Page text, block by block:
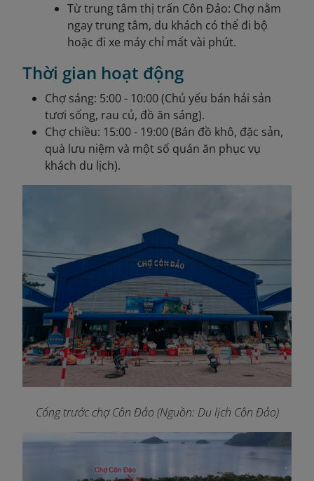
Từ trung tâm thị trấn Côn Đảo: Chợ nằm
ngay trung tâm, du khách có thể đi bộ
hoặc đi xe máy chỉ mất vài phút.
Thời gian hoạt động
Chợ sáng: 5:00 - 10:00 (Chủ yếu bán hải sản
tươi sống, rau củ, đồ ăn sáng).
Chợ chiều: 15:00 - 19:00 (Bán đồ khô, đặc sản,
quà lưu niệm và một số quán ăn phục vụ
khách du lịch).
Cổng trước chợ Côn Đảo (Nguồn: Du lịch Côn Đảo)